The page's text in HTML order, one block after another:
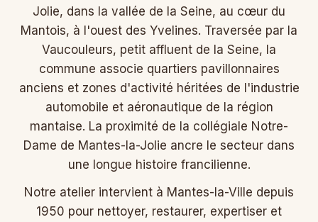
Jolie, dans la vallée de la Seine, au cœur du
Mantois, à l'ouest des Yvelines. Traversée par la
Vaucouleurs, petit affluent de la Seine, la
commune associe quartiers pavillonnaires
anciens et zones d'activité héritées de l'industrie
automobile et aéronautique de la région
mantaise. La proximité de la collégiale Notre-
Dame de Mantes-la-Jolie ancre le secteur dans
une longue histoire francilienne.
Notre atelier intervient à Mantes-la-Ville depuis
1950 pour nettoyer, restaurer, expertiser et